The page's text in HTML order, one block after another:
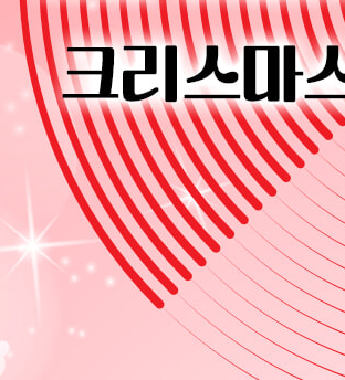
She & Him Christmas (2011): 쉬앤힘
Wishes (2014): 이디나 멘젤
Gift (2020): 캐리 언더우드
(2020): 앤드류 버드
of Christmas (2021): 노라 존스
3 재즈 & 클래식
Christmas from Frank Sinatra (1957): 프랭
Wishes You a Swinging Christmas (1960): 엘
Dean Martin Christmas Album (1966): 딘 마틴
Nutcracker (2010): 사이먼 래틀과 베를린 필
(2011): 마이클 부블레